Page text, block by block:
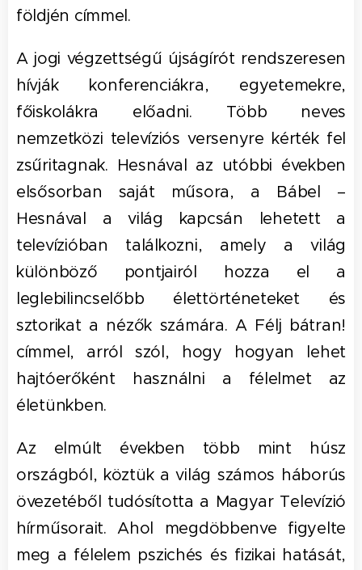
földjén címmel.
A jogi végzettségű újságírót rendszeresen
hívják konferenciákra, egyetemekre,
főiskolákra előadni. Több neves
nemzetközi televíziós versenyre kérték fel
zsűritagnak. Hesnával az utóbbi években
elsősorban saját műsora, a Bábel –
Hesnával a világ kapcsán lehetett a
televízióban találkozni, amely a világ
különböző pontjairól hozza el a
leglebilincselőbb élettörténeteket és
sztorikat a nézők számára. A Félj bátran!
címmel, arról szól, hogy hogyan lehet
hajtóerőként használni a félelmet az
életünkben.
Az elmúlt években több mint húsz
országból, köztük a világ számos háborús
övezetéből tudósította a Magyar Televízió
hírműsorait. Ahol megdöbbenve figyelte
meg a félelem pszichés és fizikai hatását,